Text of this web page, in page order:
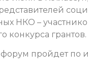
НКО –
конкурса грантов.
пройдет по